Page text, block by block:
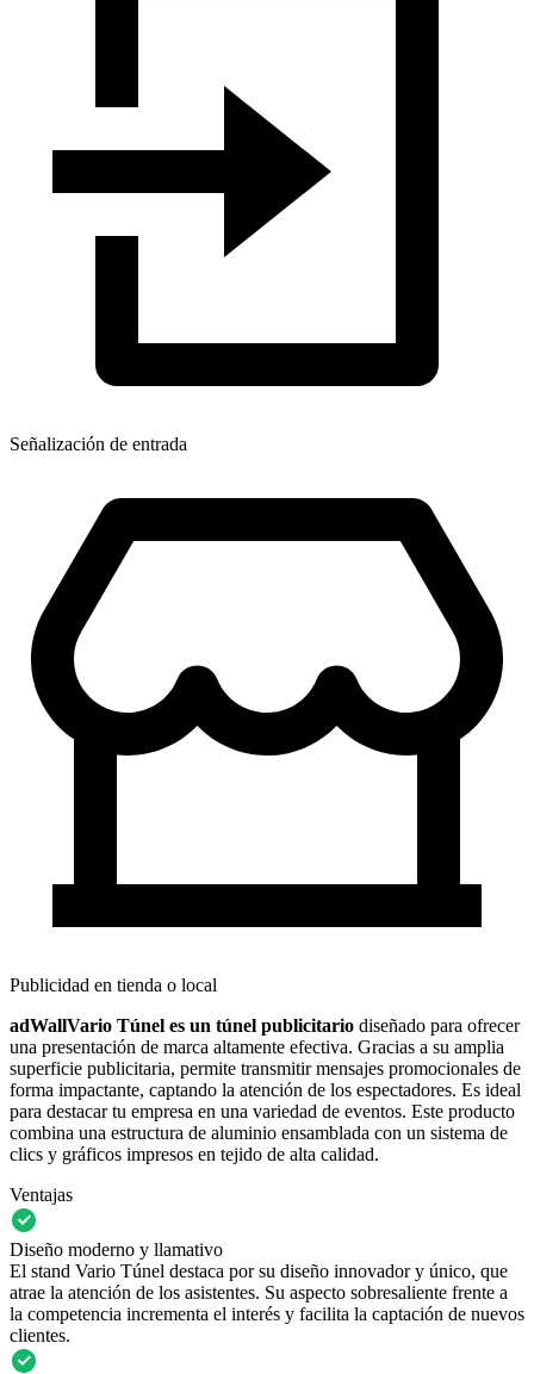
Señalización de entrada
Publicidad en tienda o local
adWallVario Túnel es un túnel publicitario diseñado para ofrecer
una presentación de marca altamente efectiva. Gracias a su amplia
superficie publicitaria, permite transmitir mensajes promocionales de
forma impactante, captando la atención de los espectadores. Es ideal
para destacar tu empresa en una variedad de eventos. Este producto
combina una estructura de aluminio ensamblada con un sistema de
clics y gráficos impresos en tejido de alta calidad.
Ventajas
Diseño moderno y llamativo
El stand Vario Túnel destaca por su diseño innovador y único, que
atrae la atención de los asistentes. Su aspecto sobresaliente frente a
la competencia incrementa el interés y facilita la captación de nuevos
clientes.